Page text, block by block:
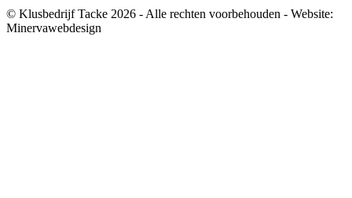
© Klusbedrijf Tacke 2026 - Alle rechten voorbehouden - Website:
Minervawebdesign